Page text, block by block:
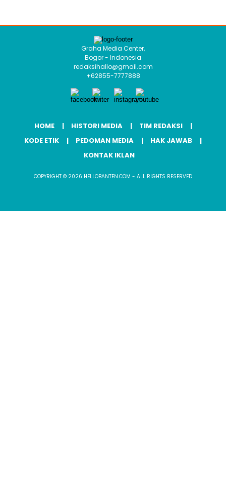
Graha Media Center,
Bogor - Indonesia
redaksihallo@gmail.com
+62855-7777888
HOME HISTORI MEDIA
TIM REDAKSI
KODE ETIK
PEDOMAN MEDIA
HAK JAWAB
KONTAK IKLAN
COPYRIGHT © 2026 HELLOBANTEN.COM - ALL RIGHTS RESERVED